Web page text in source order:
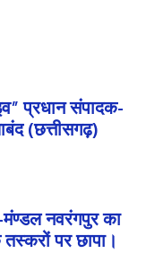
प्रधान संपादक-
(छत्तीसगढ़)
मंण्डल नवरंगपुर का
पर छापा।